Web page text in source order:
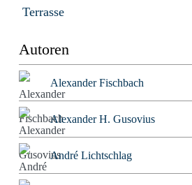
Terrasse
Autoren
Alexander Fischbach
Alexander H. Gusovius
André Lichtschlag